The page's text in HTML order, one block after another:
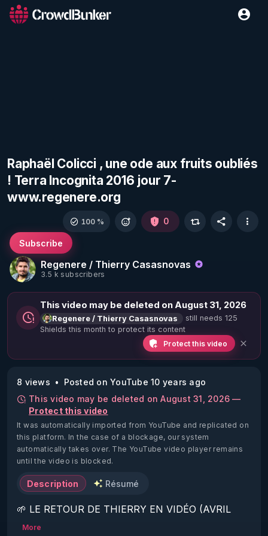
Raphaël Colicci , une ode aux fruits oubliés
! Terra Incognita 2016 jour 7-
www.regenere.org
Regenere / Thierry Casasnovas
3.5 k subscribers
Subscribe
100 % 0
This video may be deleted on August 31, 2026
Regenere / Thierry Casasnovas
still needs 125
Shields this month to protect its content
Protect this video
8 views
Posted on YouTube 10 years ago
This video may be deleted on August 31, 2026 —
Protect this video
It was automatically imported from YouTube and replicated on
this platform. In the case of a blockage, our system
automatically takes over. The YouTube video player remains
until the video is blocked.
Description Résumé
🌱 LE RETOUR DE THIERRY EN VIDÉO (AVRIL
2022)!
More